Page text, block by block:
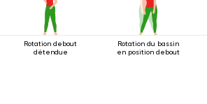
Rotation debout
détendue
Rotation du bassin
en position debout